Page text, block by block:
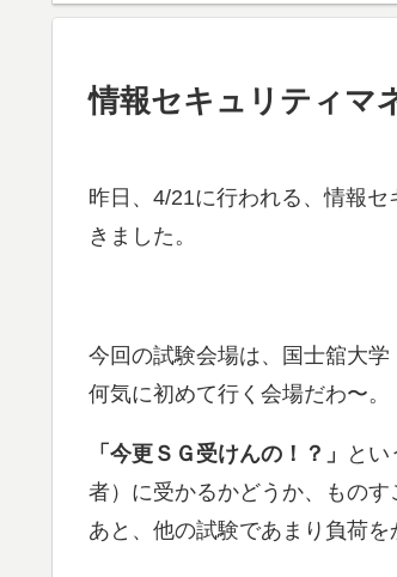
情報セキュリティマ
昨日、4/21に行われる、情報
きました。
今回の試験会場は、国士舘大学
何気に初めて行く会場だわ〜。
「今更ＳＧ受けんの！？」
と
者）に受かるかどうか、ものす
あと、他の試験であまり負荷